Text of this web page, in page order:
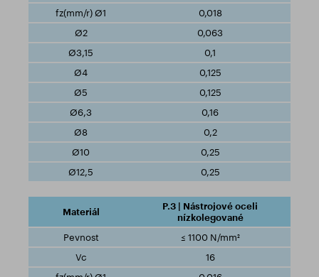
0,018
0,063
0,1
0,125
0,125
0,16
0,2
0,25
0,25
P.3 | Nástrojové oceli
nízkolegované
≤ 1100 N/mm²
16